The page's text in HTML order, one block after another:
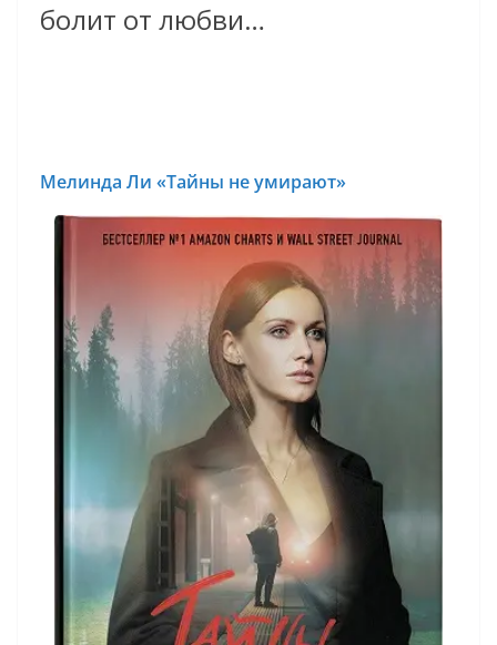
болит от любви…
Мелинда Ли «Тайны не умирают»